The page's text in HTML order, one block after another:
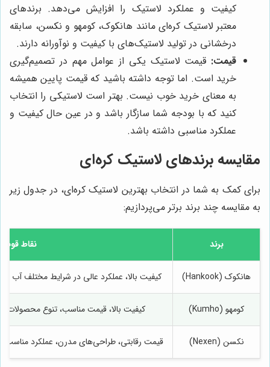
کیفیت و عملکرد لاستیک را افزایش می‌دهد. برندهای
معتبر لاستیک کره‌ای مانند هانکوک، کومهو و نکسن، سابقه
درخشانی در تولید لاستیک‌های با کیفیت و نوآورانه دارند.
قیمت: قیمت لاستیک یکی از عوامل مهم در تصمیم‌گیری
خرید است. اما توجه داشته باشید که قیمت پایین همیشه
به معنای خرید خوب نیست. بهتر است لاستیکی را انتخاب
کنید که با بودجه شما سازگار باشد و در عین حال کیفیت و
عملکرد مناسبی داشته باشد.
مقایسه برندهای لاستیک کره‌ای
برای کمک به شما در انتخاب بهترین لاستیک کره‌ای، در جدول زیر
به مقایسه چند برند برتر می‌پردازیم:
برند نقاط قوت
هانکوک (Hankook) کیفیت بالا، عملکرد عالی در شرایط مختلف آب و
کومهو (Kumho) کیفیت بالا، قیمت مناسب، تنوع محصولات،
نکسن (Nexen) قیمت رقابتی، طراحی‌های مدرن، عملکرد